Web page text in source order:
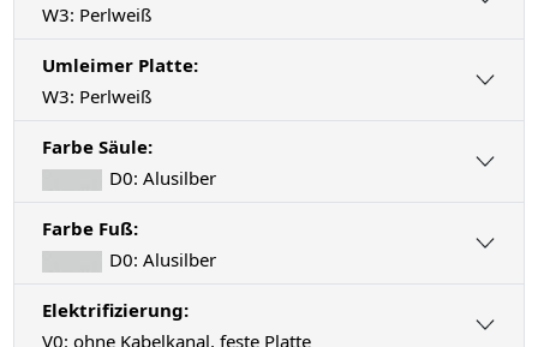
W3: Perlweiß
Umleimer Platte:
W3: Perlweiß
Farbe Säule:
D0: Alusilber
Farbe Fuß:
D0: Alusilber
Elektrifizierung:
V0: ohne Kabelkanal, feste Platte